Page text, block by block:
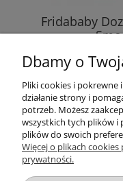
Fridababy
Dbamy o
Pliki cookies i
działanie strony i
potrzeb. Możesz
wszystkich tych plików i
plików do swoich
Więcej o plikach cookies
prywatności.